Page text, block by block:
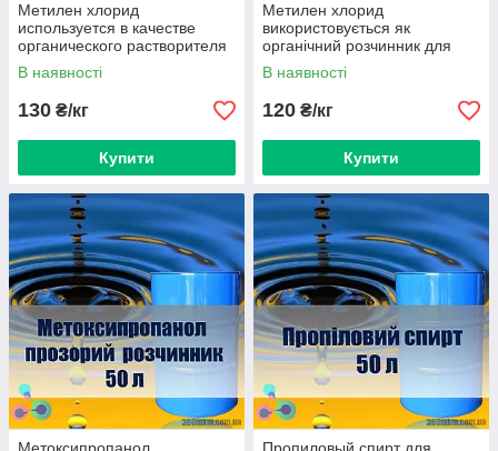
Метилен хлорид
используется в качестве
органического растворителя
для очистки и обезжиривания
металла
В наявності
130 ₴/кг
Купити
Метилен хлорид
використовується як
органічний розчинник для
очищення та знежирення
металу
В наявності
120 ₴/кг
Купити